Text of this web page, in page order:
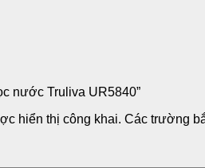
nước Truliva UR5840”
hiển thị công khai. Các trường